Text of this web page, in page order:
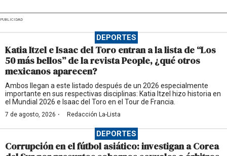
PUBLICIDAD
DEPORTES
Katia Itzel e Isaac del Toro entran a la lista de “Los
50 más bellos” de la revista People, ¿qué otros
mexicanos aparecen?
Ambos llegan a este listado después de un 2026 especialmente
importante en sus respectivas disciplinas: Katia Itzel hizo historia en
el Mundial 2026 e Isaac del Toro en el Tour de Francia.
7 de agosto, 2026 · Redacción La-Lista
DEPORTES
Corrupción en el fútbol asiático: investigan a Corea